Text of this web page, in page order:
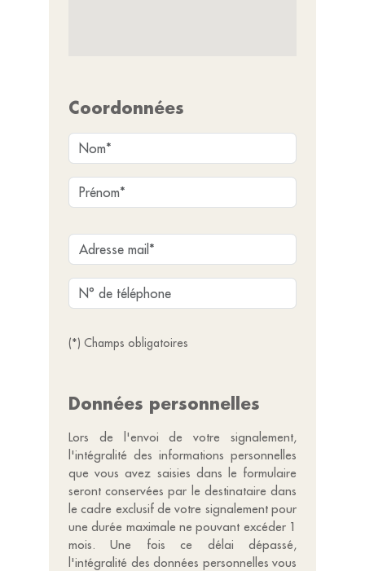
Coordonnées
(*) Champs obligatoires
Données personnelles
Lors de l'envoi de votre signalement,
l'intégralité des informations personnelles
que vous avez saisies dans le formulaire
seront conservées par le destinataire dans
le cadre exclusif de votre signalement pour
une durée maximale ne pouvant excéder 1
mois. Une fois ce délai dépassé,
l'intégralité des données personnelles vous